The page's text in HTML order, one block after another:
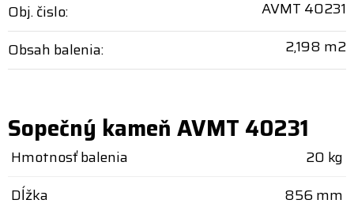
Obj. čislo:
AVMT 40231
Obsah balenia:
2,198 m2
Sopečný kameň AVMT 40231
Hmotnosť balenia
20 kg
Dĺžka
856 mm